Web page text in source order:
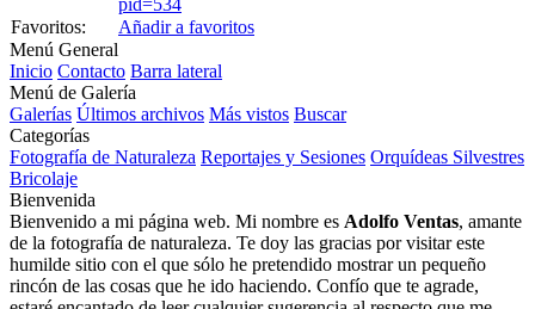
Favoritos:
Añadir a favoritos
Menú General
Inicio Contacto Barra lateral
Menú de Galería
Galerías Últimos archivos Más vistos Buscar
Categorías
Fotografía de Naturaleza Reportajes y Sesiones Orquídeas Silvestres
Bricolaje
Bienvenida
Bienvenido a mi página web. Mi nombre es Adolfo Ventas, amante
de la fotografía de naturaleza. Te doy las gracias por visitar este
humilde sitio con el que sólo he pretendido mostrar un pequeño
rincón de las cosas que he ido haciendo. Confío que te agrade,